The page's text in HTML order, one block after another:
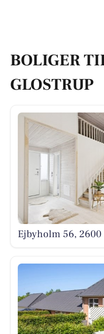
BOLIGER
GLOSTRUP
Ejbyholm 56,